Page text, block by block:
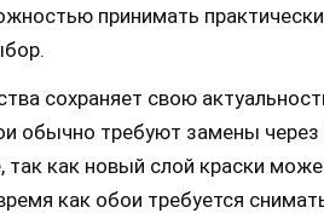
принимать
сохраняет свою
обычно требуют замены через
так как новый слой краски
как обои требуется